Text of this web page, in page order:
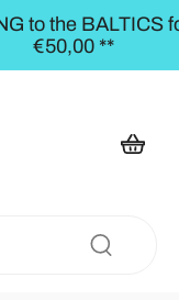
for orders over